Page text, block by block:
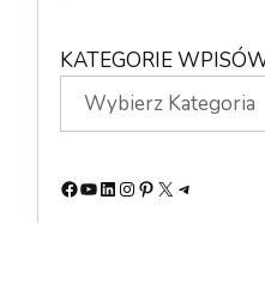
KATEGORIE
Facebook
YouTube
LinkedIn
Instagram
Pinterest
X Telegram